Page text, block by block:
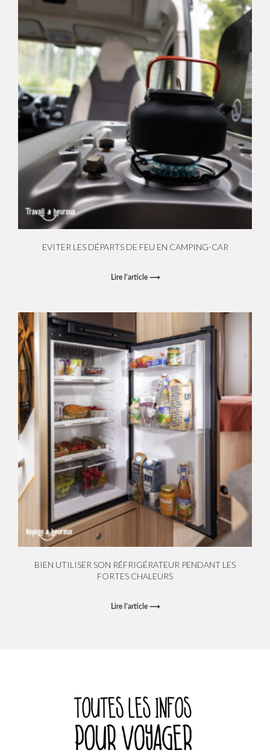
EVITER LES DÉPARTS DE FEU EN CAMPING-CAR
Lire l'article ⟶
BIEN UTILISER SON RÉFRIGÉRATEUR PENDANT LES
FORTES CHALEURS
Lire l'article ⟶